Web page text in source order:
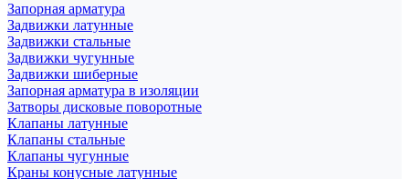
Запорная арматура
Задвижки латунные
Задвижки стальные
Задвижки чугунные
Задвижки шиберные
Запорная арматура в изоляции
Затворы дисковые поворотные
Клапаны латунные
Клапаны стальные
Клапаны чугунные
Краны конусные латунные